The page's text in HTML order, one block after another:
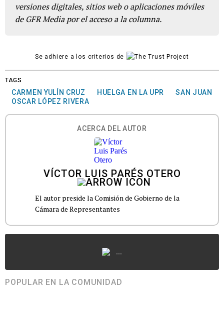
versiones digitales, sitios web o aplicaciones móviles
de GFR Media por el acceso a la columna.
Se adhiere a los criterios de
TAGS
CARMEN YULÍN CRUZ HUELGA EN LA UPR
SAN JUAN
OSCAR LÓPEZ RIVERA
ACERCA DEL AUTOR
VÍCTOR LUIS PARÉS OTERO
El autor preside la Comisión de Gobierno de la
Cámara de Representantes
...
POPULAR EN LA COMUNIDAD